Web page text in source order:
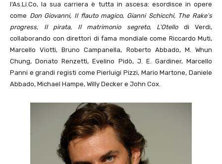
l‘As.Li.Co, la sua carriera è tutta in ascesa: esordisce in opere
come Don Giovanni, Il flauto magico, Gianni Schicchi, The Rake’s
progress, Il pirata, Il matrimonio segreto, L’Otellodi Verdi,
collaborando con direttori di fama mondiale come Riccardo Muti,
Marcello Viotti, Bruno Campanella, Roberto Abbado, M. Whun
Chung, Donato Renzetti, Evelino Pidò, J. E. Gardiner, Marcello
Panni e grandi registi come Pierluigi Pizzi, Mario Martone, Daniele
Abbado, Michael Hampe, Willy Decker e John Cox.